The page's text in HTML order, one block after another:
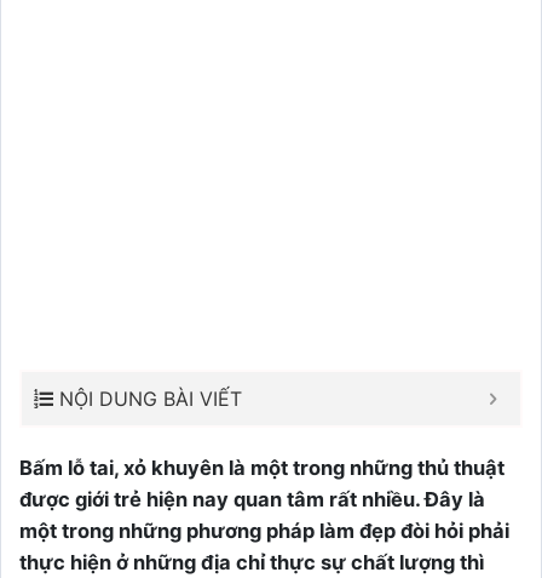
NỘI DUNG BÀI VIẾT
Bấm lỗ tai, xỏ khuyên là một trong những thủ thuật
được giới trẻ hiện nay quan tâm rất nhiều. Đây là
một trong những phương pháp làm đẹp đòi hỏi phải
thực hiện ở những địa chỉ thực sự chất lượng thì